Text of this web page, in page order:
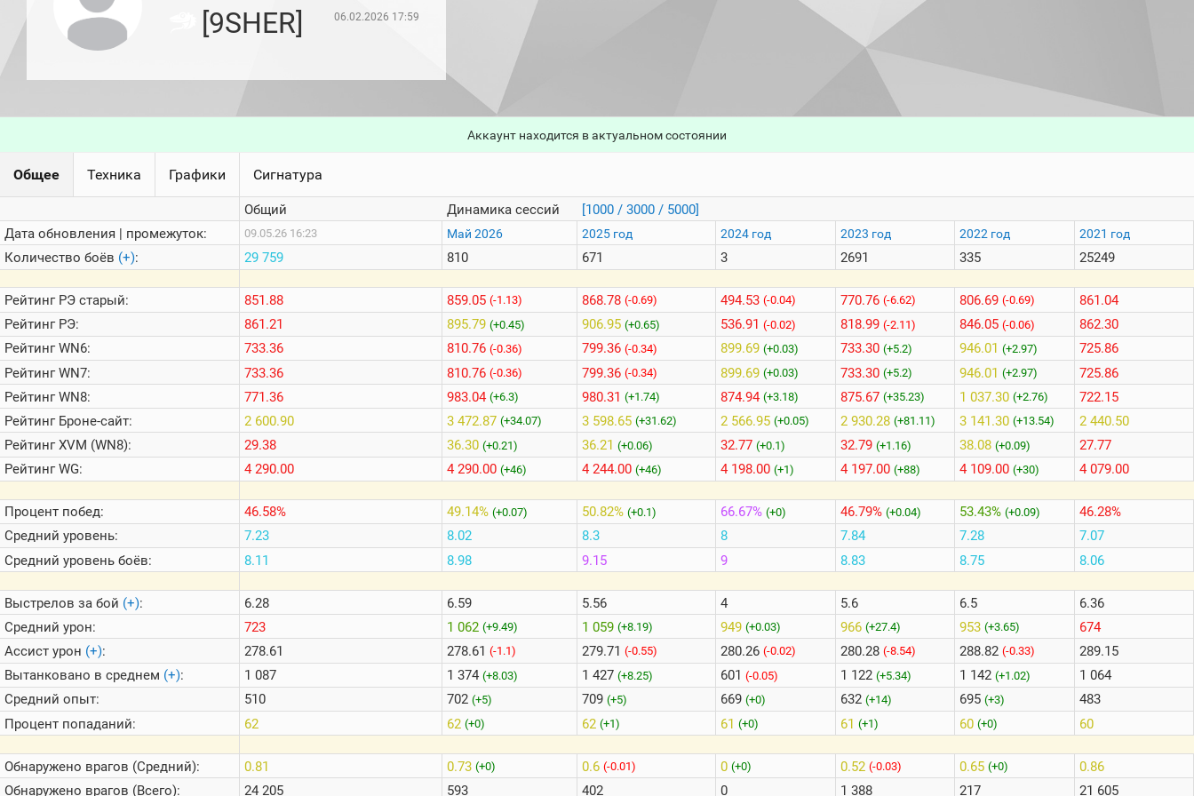
последние
1000
стримеров
Информация
Онлайн
Цветовая
шкала
Теlegram
ВК
Портал
Мира
[9SHER]
06.02.2026 17:59
Аккаунт находится в актуальном состоянии
Общее Техника Графики Сигнатура
Дата обновления | промежуток:
Количество боёв (+):
РейтингРЭ старый:
РейтингРЭ:
РейтингWN6:
РейтингWN7:
РейтингWN8:
РейтингБроне-сайт:
РейтингXVM (WN8):
РейтингWG:
Процент побед:
Средний уровень:
Средний уровень боёв:
Выстрелов за бой (+):
Средний урон:
Ассист урон (+):
Вытанковано в среднем (+):
Средний опыт:
Процент попаданий:
Обнаружено врагов (Средний):
Обнаружено врагов (Всего):
Общий
09.05.26 16:23
29 759
851.88
861.21
733.36
733.36
771.36
2 600.90
29.38
4 290.00
46.58%
7.23
8.11
6.28
723
278.61
1 087
510
62
0.81
24 205
Динамика сессий
Май 2026
810
859.05 (-1.13)
895.79 (+0.45)
810.76 (-0.36)
810.76 (-0.36)
983.04 (+6.3)
3 472.87 (+34.07)
36.30 (+0.21)
4 290.00 (+46)
49.14%(+0.07)
8.02
8.98
6.59
1 062(+9.49)
278.61(-1.1)
1 374(+8.03)
702(+5)
62(+0)
0.73(+0)
593
[1000 / 3000 / 5000]
2025 год
671
868.78 (-0.69)
906.95 (+0.65)
799.36 (-0.34)
799.36 (-0.34)
980.31 (+1.74)
3 598.65 (+31.62)
36.21 (+0.06)
4 244.00 (+46)
50.82% (+0.1)
8.3
9.15
5.56
1 059 (+8.19)
279.71 (-0.55)
1 427 (+8.25)
709 (+5)
62 (+1)
0.6 (-0.01)
402
2024 год
3
494.53 (-0.04)
536.91 (-0.02)
899.69 (+0.03)
899.69 (+0.03)
874.94 (+3.18)
2 566.95 (+0.05)
32.77 (+0.1)
4 198.00 (+1)
66.67%(+0)
8
9
4
949(+0.03)
280.26(-0.02)
601(-0.05)
669(+0)
61(+0)
0(+0)
0
2023 год
2691
770.76 (-6.62)
818.99 (-2.11)
733.30 (+5.2)
733.30 (+5.2)
875.67 (+35.23)
2 930.28 (+81.11)
32.79 (+1.16)
4 197.00 (+88)
46.79% (+0.04)
7.84
8.83
5.6
966 (+27.4)
280.28 (-8.54)
1 122 (+5.34)
632 (+14)
61 (+1)
0.52 (-0.03)
1 388
2022 год
335
806.69 (-0.69)
846.05 (-0.06)
946.01 (+2.97)
946.01 (+2.97)
1 037.30 (+2.76)
3 141.30 (+13.54)
38.08 (+0.09)
4 109.00 (+30)
53.43%(+0.09)
7.28
8.75
6.5
953(+3.65)
288.82(-0.33)
1 142(+1.02)
695(+3)
60(+0)
0.65(+0)
217
2021 год
25249
861.04
862.30
725.86
725.86
722.15
2 440.50
27.77
4 079.00
46.28%
7.07
8.06
6.36
674
289.15
1 064
483
60
0.86
21 605